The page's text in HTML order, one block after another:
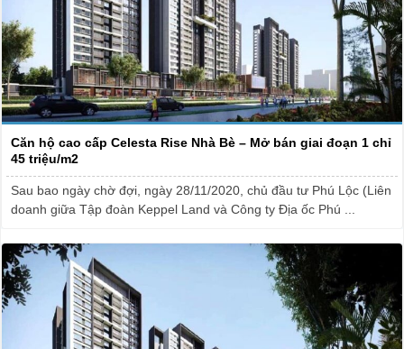
Căn hộ cao cấp Celesta Rise Nhà Bè – Mở bán giai đoạn 1 chỉ
45 triệu/m2
Sau bao ngày chờ đợi, ngày 28/11/2020, chủ đầu tư Phú Lộc (Liên
doanh giữa Tập đoàn Keppel Land và Công ty Địa ốc Phú ...